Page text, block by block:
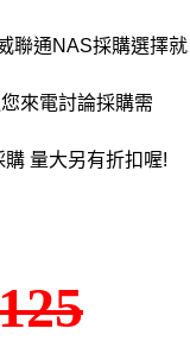
聯通NAS採購選擇就
來電討論採購需
量大另有折扣喔!